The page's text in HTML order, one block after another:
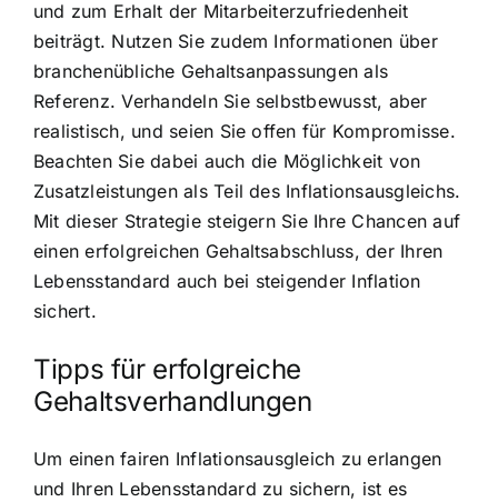
und zum Erhalt der Mitarbeiterzufriedenheit
beiträgt. Nutzen Sie zudem Informationen über
branchenübliche Gehaltsanpassungen als
Referenz. Verhandeln Sie selbstbewusst, aber
realistisch, und seien Sie offen für Kompromisse.
Beachten Sie dabei auch die Möglichkeit von
Zusatzleistungen als Teil des Inflationsausgleichs.
Mit dieser Strategie steigern Sie Ihre Chancen auf
einen erfolgreichen Gehaltsabschluss, der Ihren
Lebensstandard auch bei steigender Inflation
sichert.
Tipps für erfolgreiche
Gehaltsverhandlungen
Um einen fairen Inflationsausgleich zu erlangen
und Ihren Lebensstandard zu sichern, ist es